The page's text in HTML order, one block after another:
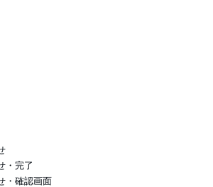
・完了
・確認画面